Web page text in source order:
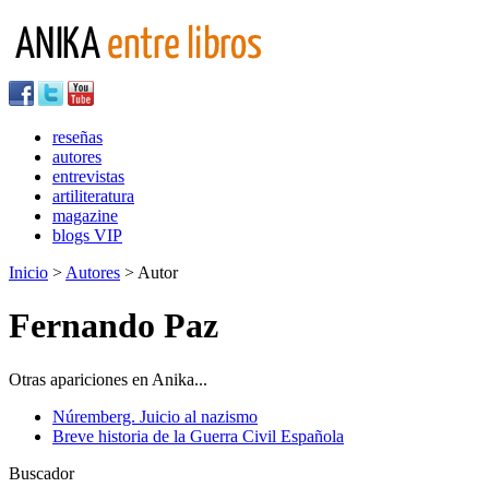
reseñas
autores
entrevistas
artiliteratura
magazine
blogs VIP
Inicio > Autores > Autor
Fernando Paz
Otras apariciones en Anika...
Núremberg. Juicio al nazismo
Breve historia de la Guerra Civil Española
Buscador